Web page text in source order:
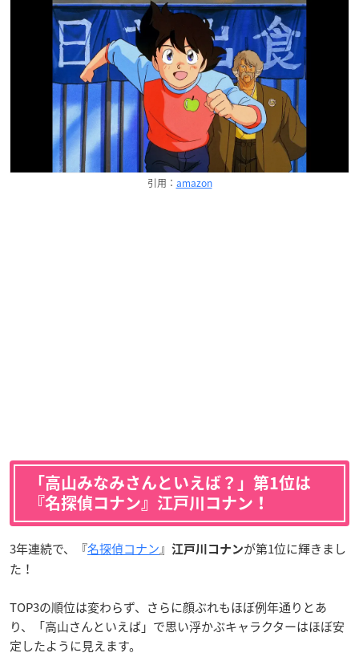
引用： amazon
「高山みなみさんといえば？」第1位は
『名探偵コナン』江戸川コナン！
3年連続で、『名探偵コナン』 江戸川コナンが第1位に輝きまし
た！
TOP3の順位は変わらず、さらに顔ぶれもほぼ例年通りとあ
り、「高山さんといえば」で思い浮かぶキャラクターはほぼ安
定したように見えます。